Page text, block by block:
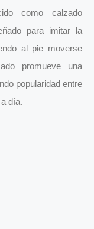
como calzado
para imitar la
al pie moverse
promueve una
popularidad entre
día.